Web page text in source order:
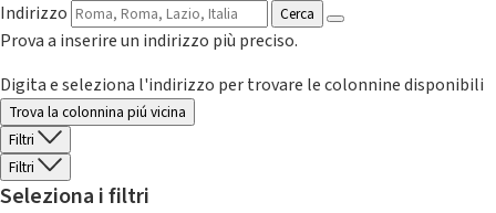
Indirizzo
Cerca
Prova a inserire un indirizzo più preciso.
Digita e seleziona l'indirizzo per trovare le colonnine disponibili
Trova la colonnina piú vicina
Filtri
Filtri
Seleziona i filtri